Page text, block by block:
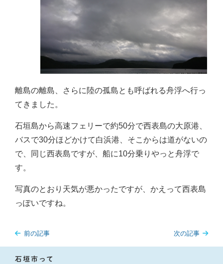
離島の離島、さらに陸の孤島とも呼ばれる舟浮へ行っ
てきました。
石垣島から高速フェリーで約50分で西表島の大原港、
バスで30分ほどかけて白浜港、そこからは道がないの
で、同じ西表島ですが、船に10分乗りやっと舟浮で
す。
写真のとおり天気が悪かったですが、かえって西表島
っぽいですね。
前の記事 次の記事
石垣市って